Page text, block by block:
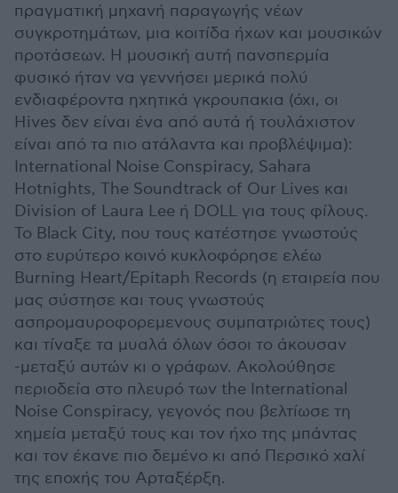
πραγματική μηχανή παραγωγής νέων
συγκροτημάτων, μια κοιτίδα ήχων και μουσικών
προτάσεων. Η μουσική αυτή πανσπερμία
φυσικό ήταν να γεννήσει μερικά πολύ
ενδιαφέροντα ηχητικά γκρουπακια (όχι, οι
Hives δεν είναι ένα από αυτά ή τουλάχιστον
είναι από τα πιο ατάλαντα και προβλέψιμα):
International Noise Conspiracy, Sahara
Hotnights, The Soundtrack of Our Lives και
Division of Laura Lee ή DOLL για τους φίλους.
Το Black City, που τους κατέστησε γνωστούς
στο ευρύτερο κοινό κυκλοφόρησε ελέω
Burning Heart/Epitaph Records (η εταιρεία που
μας σύστησε και τους γνωστούς
ασπρομαυροφορεμενους συμπατριώτες τους)
και τίναξε τα μυαλά όλων όσοι το άκουσαν
-μεταξύ αυτών κι ο γράφων. Ακολούθησε
περιοδεία στο πλευρό των the International
Noise Conspiracy, γεγονός που βελτίωσε τη
χημεία μεταξύ τους και τον ήχο της μπάντας
και τον έκανε πιο δεμένο κι από Περσικό χαλί
της εποχής του Αρταξέρξη.